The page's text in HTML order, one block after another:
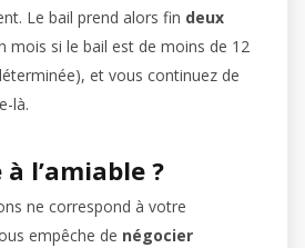
Le bail prend alors fin deux
mois si le bail est de moins de 12
et vous continuez de
là.
l’amiable ?
ne correspond à votre
empêche de négocier